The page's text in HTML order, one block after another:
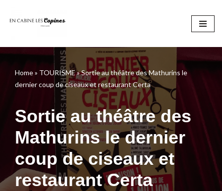
Home» TOURISME»Sortie au théâtre des Mathurins le
dernier coup de ciseaux et restaurant Certa
Sortie au théâtre des
Mathurins le dernier
coup de ciseaux et
restaurant Certa